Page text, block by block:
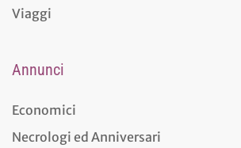
Viaggi
Annunci
Economici
Necrologi ed Anniversari